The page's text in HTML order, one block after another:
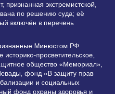
признанная экстремистской,
по решению суда; её
включён в перечень
Минюстом РФ
просветительское,
общество «Мемориал»,
фонд «В защиту прав
и социальных
фонд охраны здоровья и